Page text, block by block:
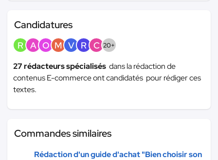
Candidatures
R A O M V R C 20+
27 rédacteurs spécialisés dans la rédaction de
contenus E-commerce ont candidatés pour rédiger ces
textes.
Commandes similaires
Rédaction d'un guide d'achat "Bien choisir son